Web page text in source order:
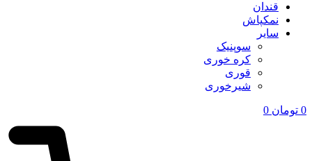
قندان
نمکپاش
سایر
سوپنیک
کره خوری
قوری
شیرخوری
0 تومان 0